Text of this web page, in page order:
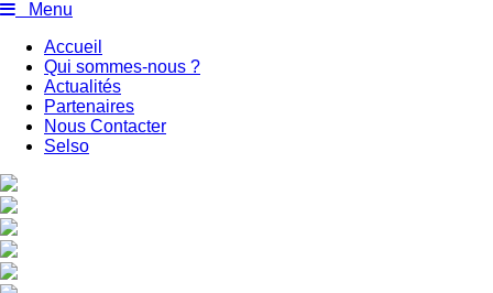
Menu
Accueil
Qui sommes-nous ?
Actualités
Partenaires
Nous Contacter
Selso